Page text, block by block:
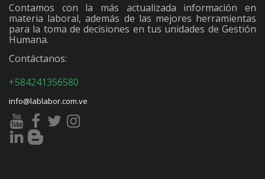
Contamos con la más actualizada información en
materia laboral, además de las mejores herramientas
para la toma de decisiones en tus unidades de Gestión
Humana.
Contáctanos:
+584241356580
info@lablabor.com.ve